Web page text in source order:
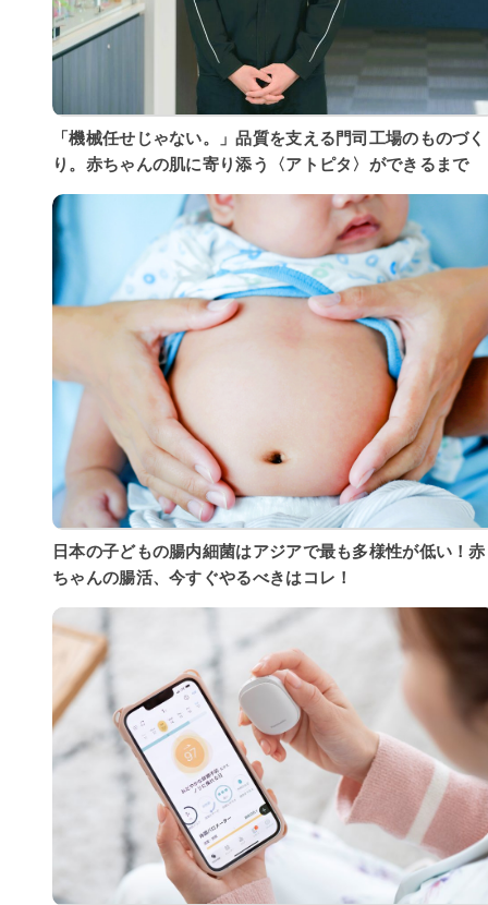
「機械任せじゃない。」品質を支える門司工場のものづく
り。赤ちゃんの肌に寄り添う〈アトピタ〉ができるまで
日本の子どもの腸内細菌はアジアで最も多様性が低い！赤
ちゃんの腸活、今すぐやるべきはコレ！